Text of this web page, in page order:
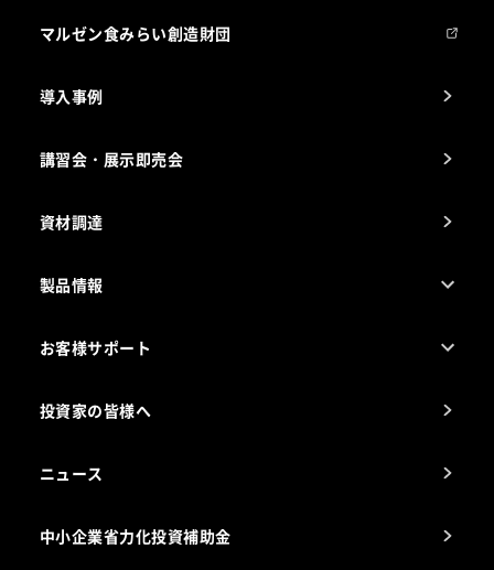
会社組織
製品の開発
事業所一覧
マルゼン食みらい創造財団
導入事例
講習会・展示即売会
資材調達
製品情報
電気・ガス別厨房機器
お客様サポート
アフターサービスお問合せ先
海外出店をご検討のお客様へ
投資家の皆様へ
ニュース
中小企業省力化投資補助金